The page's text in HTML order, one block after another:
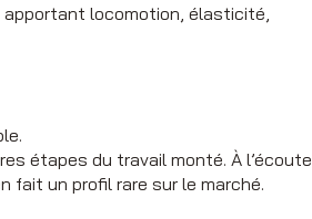
apportant locomotion, élasticité,
étapes du travail monté. À l’écoute,
fait un profil rare sur le marché.